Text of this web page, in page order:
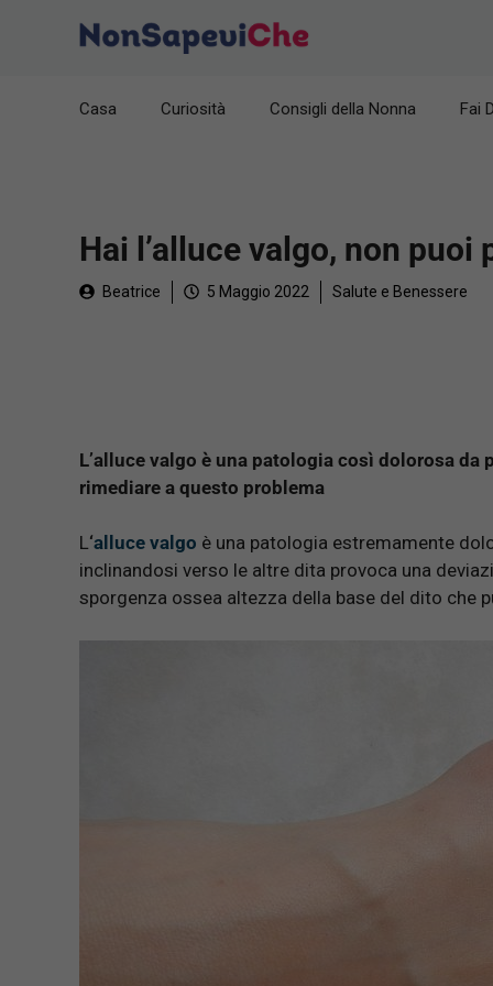
Casa Curiosità Consigli della Nonna Fai
Hai l’alluce valgo, non
Beatrice 5 Maggio 2022 Salute e Benessere
L’alluce valgo è una patologia così dolorosa
rimediare a questo problema
L‘alluce valgo è una patologia estremamente
inclinandosi verso le altre dita provoca una
sporgenza ossea altezza della base del dito che